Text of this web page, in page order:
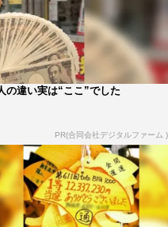
人での表紙おめでとうご
ババンビ青色担当・福岡
！
たので、いつかは全員で
ていました！
早く表紙を飾ることがで
になりますように！
の違い実は“ここ”でした
PR(合同会社デジタルファーム )